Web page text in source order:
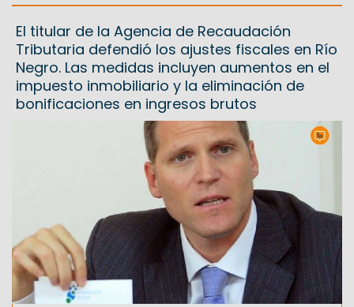
El titular de la Agencia de Recaudación
Tributaria defendió los ajustes fiscales en Río
Negro. Las medidas incluyen aumentos en el
impuesto inmobiliario y la eliminación de
bonificaciones en ingresos brutos